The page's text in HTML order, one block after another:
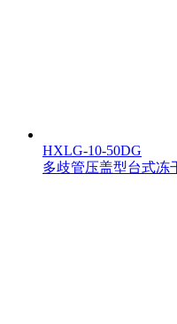
HXLG-10-50DG
多歧管压盖型台式冻